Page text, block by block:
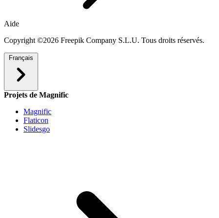
Aide
Copyright ©2026 Freepik Company S.L.U. Tous droits réservés.
Français
Projets de Magnific
Magnific
Flaticon
Slidesgo